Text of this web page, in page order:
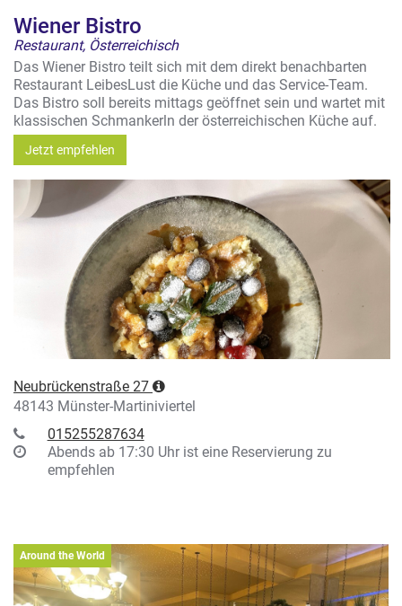
Wiener Bistro
Restaurant, Österreichisch
Das Wiener Bistro teilt sich mit dem direkt benachbarten
Restaurant LeibesLust die Küche und das Service-Team.
Das Bistro soll bereits mittags geöffnet sein und wartet mit
klassischen Schmankerln der österreichischen Küche auf.
Jetzt empfehlen
Neubrückenstraße 27
48143 Münster-Martiniviertel
015255287634
Abends ab 17:30 Uhr ist eine Reservierung zu
empfehlen
Around the World